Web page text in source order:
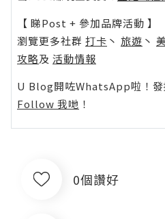
【 睇Post + 參加品牌活動 】
瀏覽更多社群 打卡 丶 旅遊 丶
攻略及 活動情報
U Blog開咗WhatsApp啦！發
Follow 我哋 ！
0個讚好